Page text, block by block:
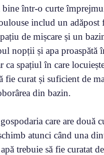
bine într-o curte
includ un adăpost
de mișcare și un
nopții și apa proaspătă
ca spațiul în care
fie curat și suficient de
din bazin.
care are două
atunci când una
trebuie să fie curatat